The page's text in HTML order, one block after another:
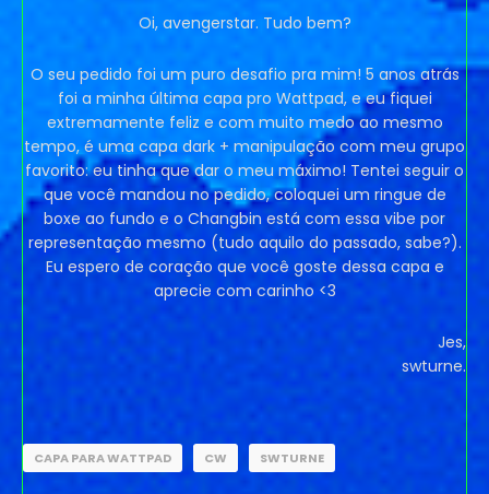
Oi, avengerstar. Tudo bem?
O seu pedido foi um puro desafio pra mim! 5 anos atrás
foi a minha última capa pro Wattpad, e eu fiquei
extremamente feliz e com muito medo ao mesmo
tempo, é uma capa dark + manipulação com meu grupo
favorito: eu tinha que dar o meu máximo! Tentei seguir o
que você mandou no pedido, coloquei um ringue de
boxe ao fundo e o Changbin está com essa vibe por
representação mesmo (tudo aquilo do passado, sabe?).
Eu espero de coração que você goste dessa capa e
aprecie com carinho <3
Jes,
swturne.
CAPA PARA WATTPAD CW SWTURNE